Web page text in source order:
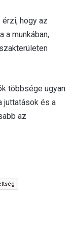
hogy az
a munkában,
többsége ugyan
juttatások és a
az